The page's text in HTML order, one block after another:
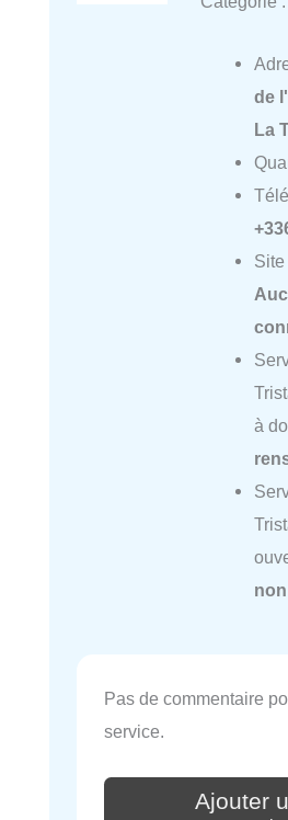
de
La
Site
à
Pas de commentaire
service.
Ajouter